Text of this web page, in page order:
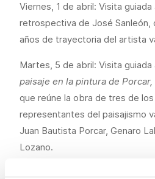
Viernes, 1 de abril: Visita
retrospectiva de José Sanleón,
años de trayectoria del artista
Martes, 5 de abril: Visita guiada
paisaje en la pintura de
que reúne la obra de tres de
representantes del paisajismo
Juan Bautista Porcar, Genaro
Lozano.